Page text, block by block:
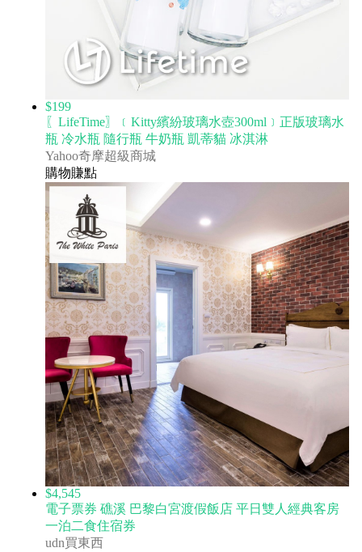
$199
〖LifeTime〗﹝Kitty繽紛玻璃水壺300ml﹞正版玻璃水
瓶 冷水瓶 隨行瓶 牛奶瓶 凱蒂貓 冰淇淋
Yahoo奇摩超級商城
購物賺點
$4,545
電子票券 礁溪 巴黎白宮渡假飯店 平日雙人經典客房
一泊二食住宿券
udn買東西